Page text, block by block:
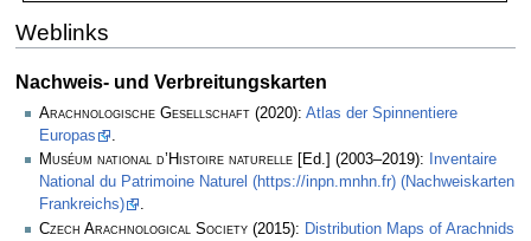
Weblinks
Nachweis- und Verbreitungskarten
Arachnologische Gesellschaft (2020): Atlas der Spinnentiere
Europas
.
Muséum national d’Histoire naturelle [Ed.] (2003–2019):
Inventaire
National du Patrimoine Naturel (https://inpn.mnhn.fr) (Nachweiskarten
Frankreichs)
.
Czech Arachnological Society (2015): Distribution Maps of Arachnids